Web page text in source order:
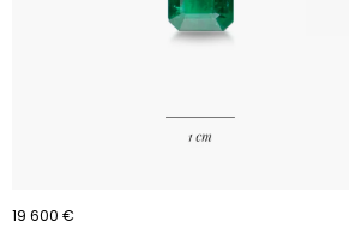
19 600 €